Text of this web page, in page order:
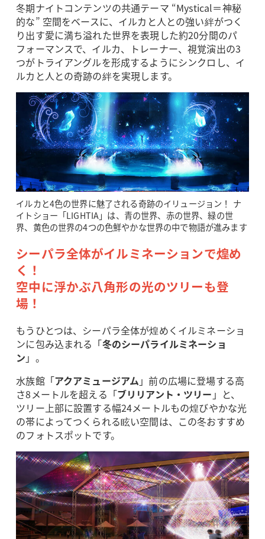
冬期ナイトコンテンツの共通テーマ “Mystical＝神秘
的な” 空間をベースに、イルカと人との強い絆がつく
り出す愛に満ち溢れた世界を表現した約20分間のパ
フォーマンスで、イルカ、トレーナー、視覚演出の3
つがトライアングルを形成するようにシンクロし、イ
ルカと人との奇跡の絆を実現します。
イルカと4色の世界に魅了される奇跡のイリュージョン！ ナ
イトショー「LIGHTIA」は、青の世界、赤の世界、緑の世
界、黄色の世界の4つの色鮮やかな世界の中で物語が進みます
シーパラ全体がイルミネーションで煌め
く！
空中に浮かぶ八角形の光のツリーも登
場！
もうひとつは、シーパラ全体が煌めくイルミネーショ
ンに包み込まれる「冬のシーパライルミネーショ
ン 」。
水族館「アクアミュージアム 」前の広場に登場する高
さ8メートルを超える「ブリリアント・ツリー 」と、
ツリー上部に設置する幅24メートルもの煌びやかな光
の帯によってつくられる眩い空間は、この冬おすすめ
のフォトスポットです。